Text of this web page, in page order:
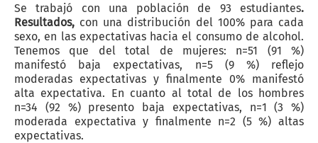
Se trabajó con una población de 93 estudiantes.
Resultados, con una distribución del 100% para cada
sexo, en las expectativas hacia el consumo de alcohol.
Tenemos que del total de mujeres: n=51 (91 %)
manifestó baja expectativas, n=5 (9 %) reflejo
moderadas expectativas y finalmente 0% manifestó
alta expectativa. En cuanto al total de los hombres
n=34 (92 %) presento baja expectativas, n=1 (3 %)
moderada expectativa y finalmente n=2 (5 %) altas
expectativas.